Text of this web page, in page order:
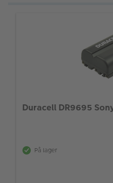
Duracell DR9695
På lager